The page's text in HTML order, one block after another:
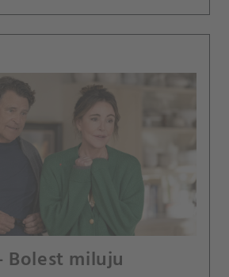
Bolest miluju